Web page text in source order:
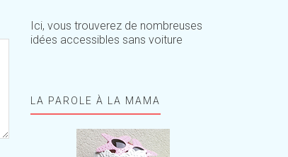
Ici, vous trouverez de nombreuses
idées accessibles sans voiture
LA PAROLE À LA MAMA